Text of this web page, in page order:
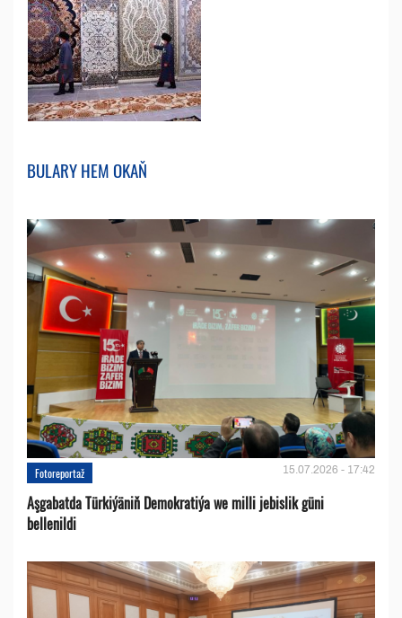
BULARY HEM OKAŇ
Fotoreportaž 15.07.2026 - 17:42
Aşgabatda Türkiýäniň Demokratiýa we milli jebislik güni
bellenildi